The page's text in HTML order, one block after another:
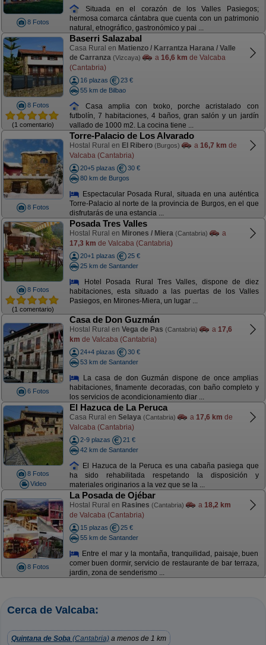
8 Fotos
Situada en el corazón de los Valles Pasiegos;
hermosa comarca cántabra que cuenta con un patrimonio
natural, etnográfico, gastronómico y pai ...
8 Fotos
(1 comentario)
Baserri Salazabal
Casa Rural en Matienzo / Karrantza Harana / Valle
de Carranza (Vizcaya) a 16,6 km de Valcaba
(Cantabria)
16 plazas
23 €
55 km de Bilbao
Casa amplia con txoko, porche acristalado con
futbolín, 7 habitaciones, 4 baños, gran salón y un jardín
vallado de 1000 m2. La cocina tiene ...
8 Fotos
Torre-Palacio de Los Alvarado
Hostal Rural en El Ribero (Burgos) a 16,7 km de
Valcaba (Cantabria)
20+5 plazas
30 €
80 km de Burgos
Espectacular Posada Rural, situada en una auténtica
Torre-Palacio al norte de la provincia de Burgos, en el que
disfrutarás de una estancia ...
8 Fotos
(1 comentario)
Posada Tres Valles
Hostal Rural en Mirones / Miera (Cantabria)
a
17,3 km de Valcaba (Cantabria)
20+1 plazas
25 €
25 km de Santander
Hotel Posada Rural Tres Valles, dispone de diez
habitaciones, esta situado a las puertas de los Valles
Pasiegos, en Mirones-Miera, un lugar ...
6 Fotos
Casa de Don Guzmán
Hostal Rural en Vega de Pas (Cantabria) a 17,6
km de Valcaba (Cantabria)
24+4 plazas
30 €
53 km de Santander
La casa de don Guzmán dispone de once amplias
habitaciones, finamente decoradas, con baño completo y
los servicios de acondicionamiento diar ...
8 Fotos
Video
El Hazuca de La Peruca
Casa Rural en Selaya (Cantabria) a 17,6 km de
Valcaba (Cantabria)
2-9 plazas
21 €
42 km de Santander
El Hazuca de la Peruca es una cabaña pasiega que
ha sido rehabilitada respetando la disposición y
materiales originarios a la vez que se la ...
8 Fotos
La Posada de Ojébar
Hostal Rural en Rasines (Cantabria) a 18,2 km
de Valcaba (Cantabria)
15 plazas
25 €
55 km de Santander
Entre el mar y la montaña, tranquilidad, paisaje, buen
comer buen dormir, servicio de restaurante de bar terraza,
jardin, zona de senderismo ...
Cerca de Valcaba:
Quintana de Soba (Cantabria) a menos de 1 km